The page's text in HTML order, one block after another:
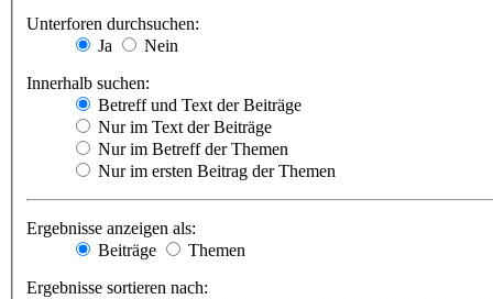
Unterforen durchsuchen:
Ja
Nein
Innerhalb suchen:
Betreff und Text der Beiträge
Nur im Text der Beiträge
Nur im Betreff der Themen
Nur im ersten Beitrag der Themen
Ergebnisse anzeigen als:
Beiträge
Themen
Ergebnisse sortieren nach: